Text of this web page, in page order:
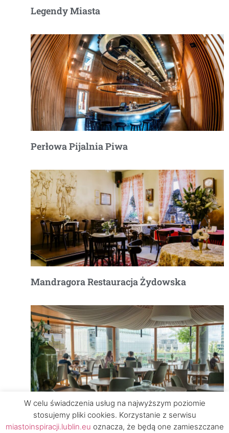
Legendy Miasta
Perłowa Pijalnia Piwa
Mandragora Restauracja Żydowska
2 PI ER
W celu świadczenia usług na najwyższym poziomie
stosujemy pliki cookies. Korzystanie z serwisu
miastoinspiracji.lublin.eu oznacza, że będą one zamieszczane